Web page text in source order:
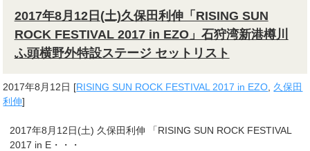
2017年8月12日(土)久保田利伸「RISING SUN
ROCK FESTIVAL 2017 in EZO」石狩湾新港樽川
ふ頭横野外特設ステージ セットリスト
2017年8月12日 [RISING SUN ROCK FESTIVAL 2017 in EZO 久保田
利伸]
2017年8月12日(土) 久保田利伸 「RISING SUN ROCK FESTIVAL
2017 in E・・・